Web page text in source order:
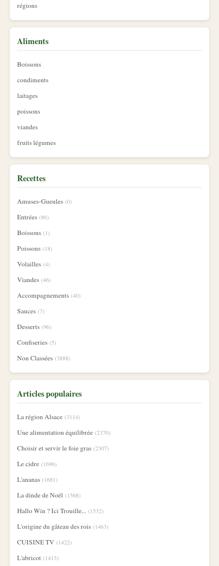
régions
Aliments
Boissons
condiments
laitages
poissons
viandes
fruits légumes
Recettes
Amuses-Gueules (0)
Entrées (86)
Boissons (1)
Poissons (18)
Volailles (4)
Viandes (46)
Accompagnements (40)
Sauces (7)
Desserts (96)
Confiseries (5)
Non Classées (3888)
Articles populaires
La région Alsace (3114)
Une alimentation équilibrée (2370)
Choisir et servir le foie gras (2307)
Le cidre (1696)
L'ananas (1681)
La dinde de Noël (1568)
Hallo Win ? Ici Trouille... (1532)
L'origine du gâteau des rois (1463)
CUISINE TV (1422)
L'abricot (1413)